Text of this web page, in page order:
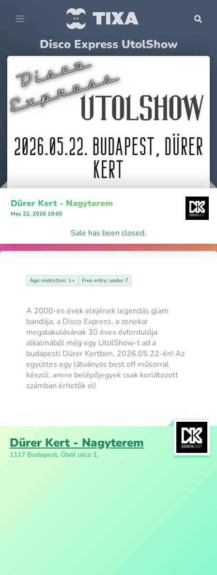
Disco Express UtolShow
Dürer Kert - Nagyterem
May 22, 2026 19:00
Sale has been closed.
Age restriction: 1+ Free entry: under 7
A 2000-es évek elejének legendás glam
bandája, a Disco Express, a zenekar
megalakulásának 30 éves évfordulója
alkalmából még egy UtolShow-t ad a
budapesti Dürer Kertben, 2026.05.22-én! Az
együttes egy látványos best off műsorral
készül, amire belépőjegyek csak korlátozott
számban érhetők el!
Dürer Kert - Nagyterem
1117 Budapest, Öböl utca 1.